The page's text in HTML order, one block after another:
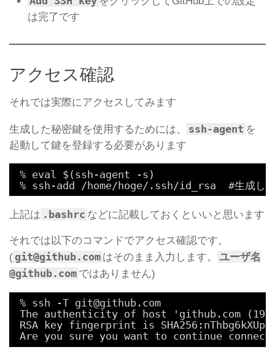
は完了です
アクセス確認
それでは実際にアクセスしてみます
生成した秘密鍵を使用するためには、 ssh-agent を
起動して鍵を登録する必要があります
% eval $(ssh-agent -s)
% ssh-add /home/hoge/.ssh/id_rsa  #生成した
上記は .bashrc などに記載しておくといいと思います
それでは以下のコマンドでアクセス確認です。
( git@github.com はそのまま入力します。
ユーザ名
@github.com ではありません)
% ssh -T git@github.com
The authenticity of host 'github.com
RSA key fingerprint is
Are you sure you want to continue